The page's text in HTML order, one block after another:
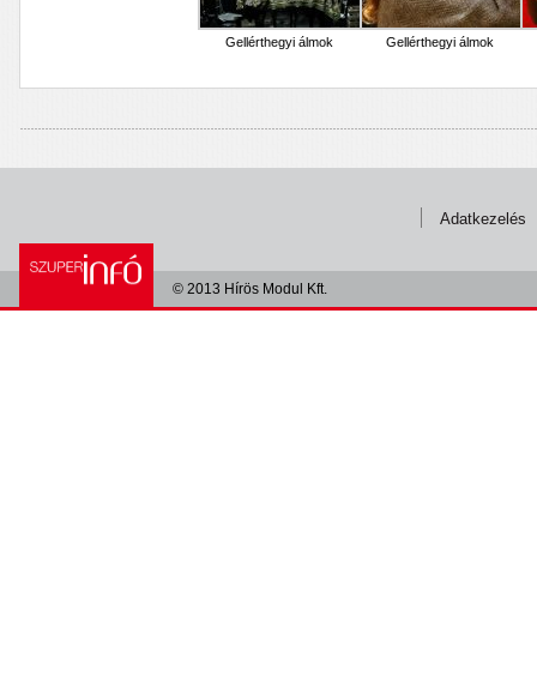
Gellérthegyi álmok Gellérthegyi álmok
Adatkezelés
© 2013 Hírös Modul Kft.